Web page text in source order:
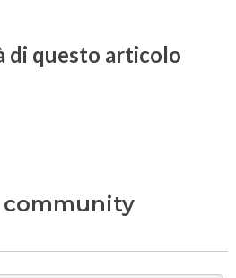
di questo articolo
community